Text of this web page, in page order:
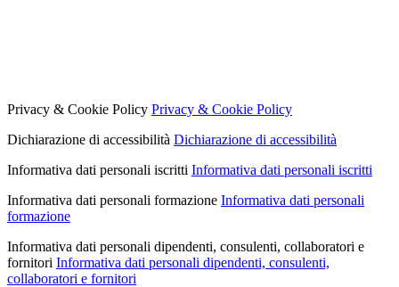
Privacy & Cookie Policy Privacy & Cookie Policy
Dichiarazione di accessibilità Dichiarazione di accessibilità
Informativa dati personali iscritti Informativa dati personali iscritti
Informativa dati personali formazione Informativa dati personali
formazione
Informativa dati personali dipendenti, consulenti, collaboratori e
fornitori Informativa dati personali dipendenti, consulenti,
collaboratori e fornitori